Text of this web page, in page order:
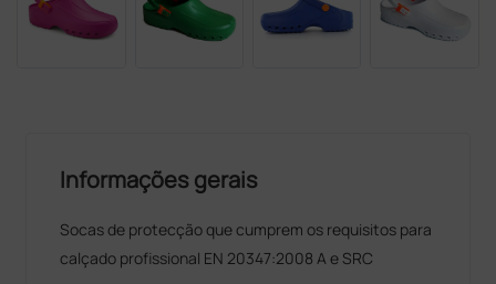
Informações gerais
Socas de protecção que cumprem os requisitos para
calçado profissional EN 20347:2008 A e SRC